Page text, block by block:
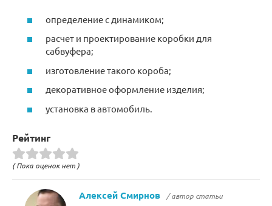
определение с динамиком;
расчет и проектирование коробки для
сабвуфера;
изготовление такого короба;
декоративное оформление изделия;
установка в автомобиль.
Рейтинг
( Пока оценок нет )
Алексей Смирнов / автор статьи